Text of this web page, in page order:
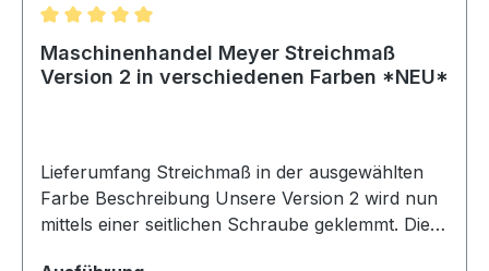
Durchschnittliche Bewertung von 5 von 5 Sternen
Maschinenhandel Meyer Streichmaß
Version 2 in verschiedenen Farben *NEU*
Lieferumfang Streichmaß in der ausgewählten
Farbe Beschreibung Unsere Version 2 wird nun
mittels einer seitlichen Schraube geklemmt. Dies